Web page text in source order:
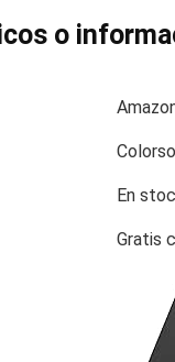
o
En
Gratis